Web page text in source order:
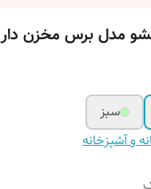
مدل برس مخزن دار
سبز
و آشپزخانه